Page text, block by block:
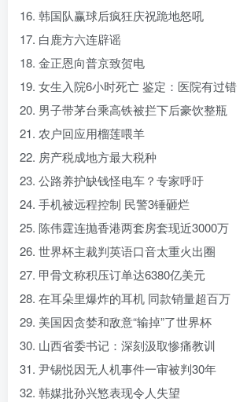
16. 韩国队赢球后疯狂庆祝跪地怒吼
17. 白鹿方六连辟谣
18. 金正恩向普京致贺电
19. 女生入院6小时死亡 鉴定：医院有过错
20. 男子带茅台乘高铁被拦下后豪饮整瓶
21. 农户回应用榴莲喂羊
22. 房产税成地方最大税种
23. 公路养护缺钱怪电车？专家呼吁
24. 手机被远程控制 民警3锤砸烂
25. 陈伟霆连抛香港两套房套现近3000万
26. 世界杯主裁判英语口音太重火出圈
27. 甲骨文称积压订单达6380亿美元
28. 在耳朵里爆炸的耳机 同款销量超百万
29. 美国因贪婪和敌意“输掉”了世界杯
30. 山西省委书记：深刻汲取惨痛教训
31. 尹锡悦因无人机事件一审被判30年
32. 韩媒批孙兴慜表现令人失望